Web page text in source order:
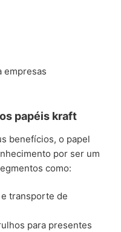
empresas
papéis kraft
benefícios, o papel
por ser um
como:
transporte de
para presentes